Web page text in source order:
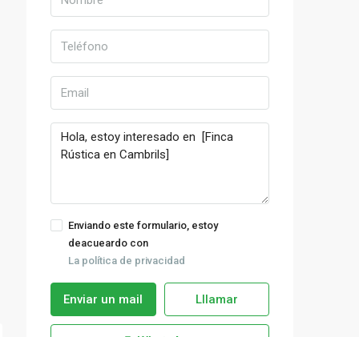
Enviando este formulario, estoy
deacueardo con
La política de privacidad
Enviar un mail Lllamar